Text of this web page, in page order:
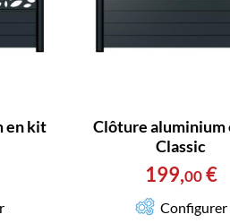
en kit
Clôture aluminium
Classic
199,00 €
Configurer